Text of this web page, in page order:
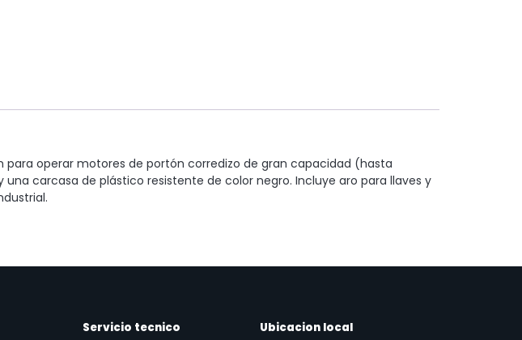
operar motores de portón corredizo de gran capacidad (hasta
carcasa de plástico resistente de color negro. Incluye aro para llaves y
Servicio tecnico Ubicacion local